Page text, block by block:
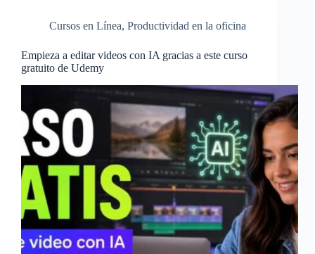
Cursos en Línea, Productividad en la oficina
Empieza a editar videos con IA gracias a este curso
gratuito de Udemy